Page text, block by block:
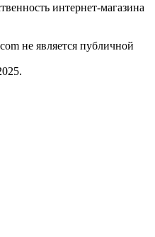
интернет-магазина
не является публичной